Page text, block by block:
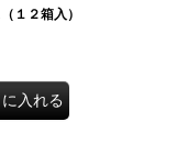
１２箱入）
入れる